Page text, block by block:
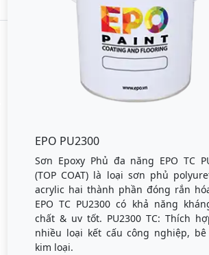
EPO PU2300
Sơn Epoxy Phủ đa năng EPO TC
(TOP COAT) là loại sơn phủ
acrylic hai thành phần đóng rắn
EPO TC PU2300 có khả năng
chất & uv tốt. PU2300 TC: Thích
nhiều loại kết cấu công nghiệp, bê
kim loại.